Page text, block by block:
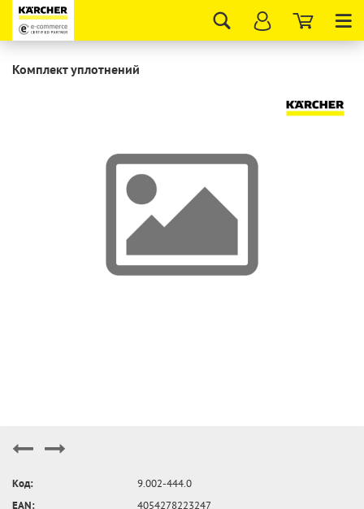
Комплект уплотнений
Код:
9.002-444.0
EAN:
4054278223247